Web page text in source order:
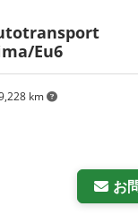
km
Eu6
お